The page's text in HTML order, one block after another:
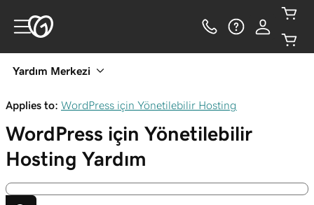
Yardım Merkezi
Applies to: WordPress için Yönetilebilir Hosting
WordPress için Yönetilebilir
Hosting Yardım